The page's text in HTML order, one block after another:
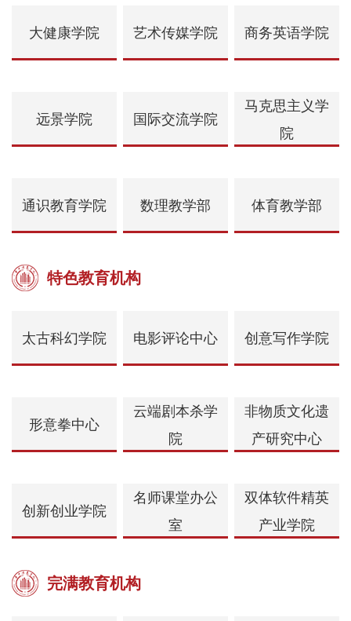
大健康学院 艺术传媒学院 商务英语学院
远景学院 国际交流学院
马克思主义学
院
通识教育学院 数理教学部 体育教学部
特色教育机构
太古科幻学院 电影评论中心 创意写作学院
形意拳中心
云端剧本杀学
院
非物质文化遗
产研究中心
创新创业学院
名师课堂办公
室
双体软件精英
产业学院
完满教育机构